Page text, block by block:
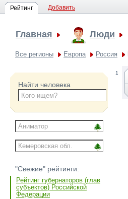
Рейтинг Добавить
Главная Люди
Все регионы Европа Россия
Найти человека
"Свежие" рейтинги:
Рейтинг губернаторов (глав
субъектов) Российской
Федерации
1